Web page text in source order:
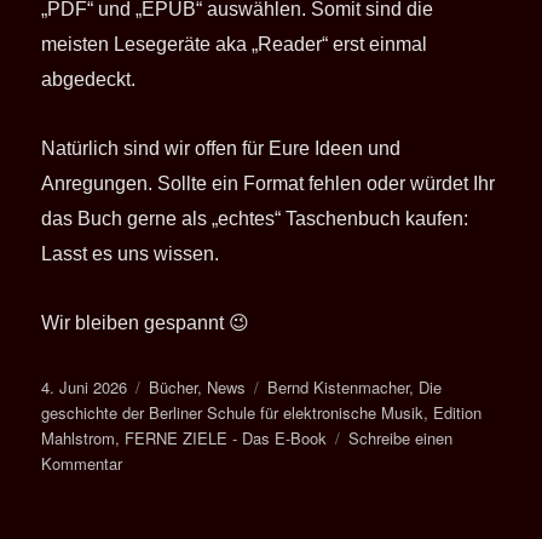
„PDF“ und „EPUB“ auswählen. Somit sind die
meisten Lesegeräte aka „Reader“ erst einmal
abgedeckt.
Natürlich sind wir offen für Eure Ideen und
Anregungen. Sollte ein Format fehlen oder würdet Ihr
das Buch gerne als „echtes“ Taschenbuch kaufen:
Lasst es uns wissen.
Wir bleiben gespannt 😉
Veröffentlicht
am
4. Juni 2026 Kategorien
Bücher, News Schlagwörter
Bernd Kistenmacher, Die
geschichte der Berliner Schule für elektronische Musik, Edition
Mahlstrom, FERNE ZIELE - Das E-Book
Schreibe einen
Kommentarzu